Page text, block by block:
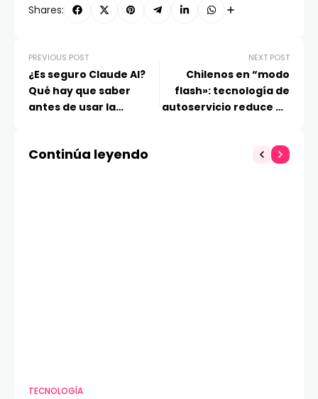
Shares:
PREVIOUS POST
¿Es seguro Claude AI?
Qué hay que saber
antes de usar la
NEXT POST
Chilenos en “modo
flash»: tecnología de
autoservicio reduce en
Continúa leyendo
TECNOLOGÍA